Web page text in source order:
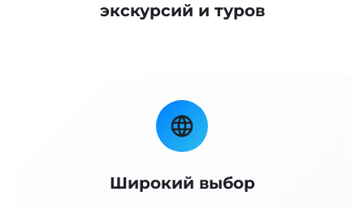
экскурсий и туров
Широкий выбор